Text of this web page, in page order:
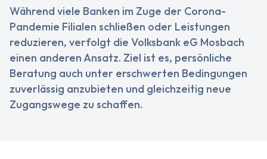
Während viele Banken im Zuge der Corona-
Pandemie Filialen schließen oder Leistungen
reduzieren, verfolgt die Volksbank eG Mosbach
einen anderen Ansatz. Ziel ist es, persönliche
Beratung auch unter erschwerten Bedingungen
zuverlässig anzubieten und gleichzeitig neue
Zugangswege zu schaffen.